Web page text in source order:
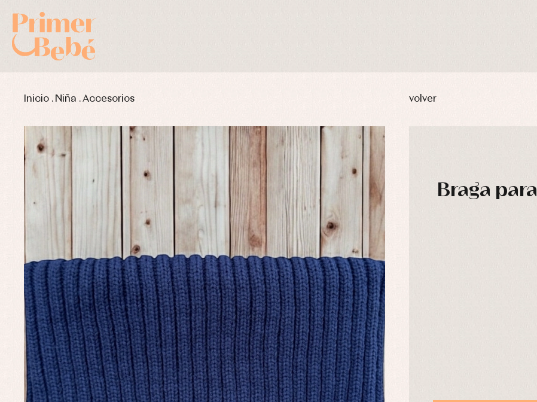
Inicio . Niña .Accesorios volver
Braga
Complementos de bautizo
Conjuntos
Faldones de bautizo
Peleles y ranitas
Baberos
Blusas, camisas y jerseys
Complementos
Conjuntos
Blusas y camisas
Chaquetas y abrigos
Complementos
Conjuntos
Peleles y ranitas
Ropa interior
Vestidos
Arras y fiesta
Camisas
Chaquetas y jerseys
Conjuntos
Pantalones
Peleles y ranitas
Ropa de abrigo